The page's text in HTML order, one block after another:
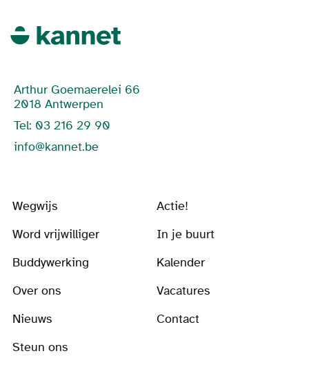
Arthur Goemaerelei 66
2018 Antwerpen
Tel: 03 216 29 90
info@kannet.be
Wegwijs
Actie!
Word vrijwilliger
In je buurt
Buddywerking
Kalender
Over ons
Vacatures
Nieuws
Contact
Steun ons